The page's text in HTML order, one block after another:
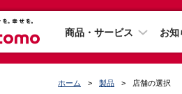
商品・サービス お知
ホーム 製品 店舗の選択